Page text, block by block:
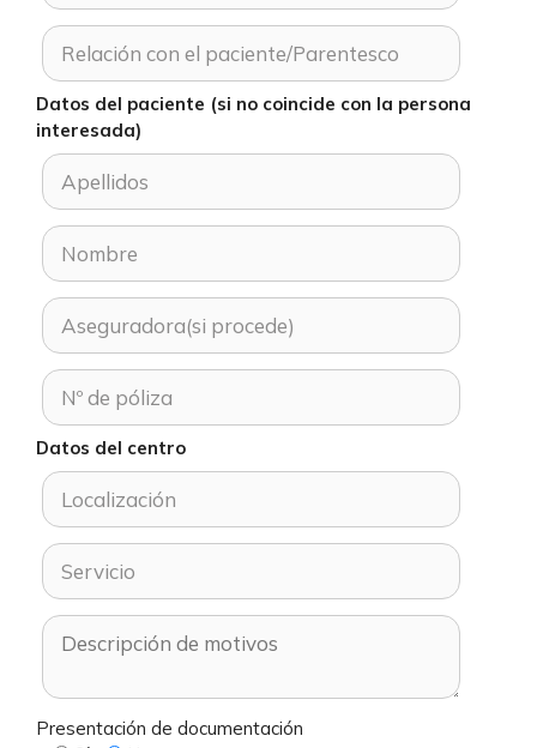
Datos del paciente (si no coincide con la persona
interesada)
Datos del centro
Presentación de documentación